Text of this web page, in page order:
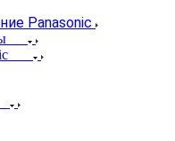
Panasonic